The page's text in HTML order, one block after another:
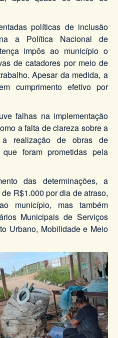
políticas de inclusão
a Política Nacional de
impôs ao município o
de catadores por meio de
Apesar da medida, a
cumprimento efetivo por
falhas na implementação
a falta de clareza sobre a
realização de obras de
foram prometidas pela
das determinações, a
R$1.000 por dia de atraso,
município, mas também
Municipais de Serviços
Urbano, Mobilidade e Meio